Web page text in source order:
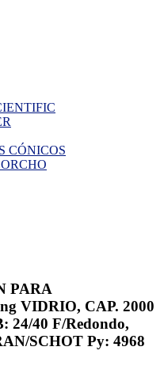
CÓNICOS
PARA
VIDRIO, CAP. 2000
24/40 F/Redondo,
SCHOT Py: 4968